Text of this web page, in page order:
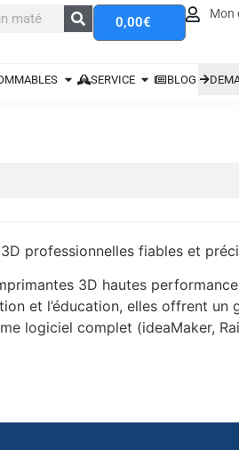
0,00€
Mon
SERVICE BLOG
professionnelles fiables et
3D hautes
et l’éducation, elles offrent un
logiciel complet (ideaMaker,